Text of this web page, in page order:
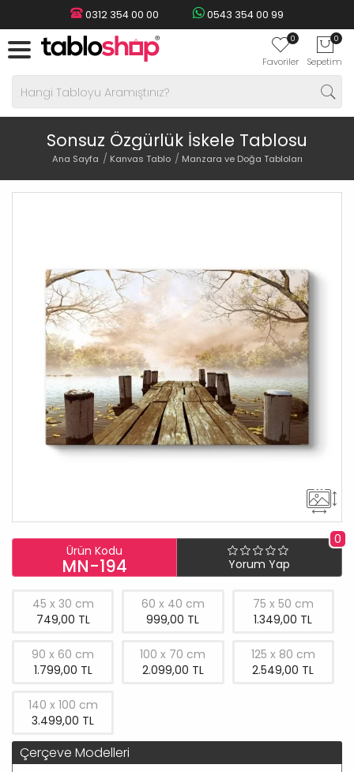
0312 354 00 00 0543 354 00 99
0
Favoriler
0
Sepetim
Sonsuz Özgürlük İskele Tablosu
Ana Sayfa Kanvas Tablo Manzara ve Doğa Tabloları
Ürün Kodu
MN-194
0
Yorum Yap
45 x 30 cm
749,00 TL
60 x 40 cm
999,00 TL
75 x 50 cm
1.349,00 TL
90 x 60 cm
1.799,00 TL
100 x 70 cm
2.099,00 TL
125 x 80 cm
2.549,00 TL
140 x 100 cm
3.499,00 TL
Çerçeve Modelleri